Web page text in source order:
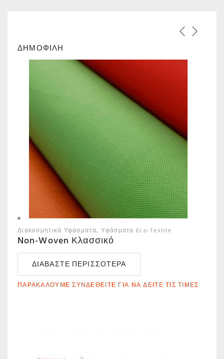
ΔΗΜΟΦΙΛΗ
Διακοσμητικά Υφάσματα Υφάσματα Eco-Textile
Non-Woven Κλασσικό
ΔΙΑΒΆΣΤΕ ΠΕΡΙΣΣΌΤΕΡΑ
ΠΑΡΑΚΑΛΟΎΜΕ ΣΥΝΔΕΘΕΊΤΕ ΓΙΑ ΝΑ ΔΕΊΤΕ ΤΙΣ ΤΙΜΈΣ